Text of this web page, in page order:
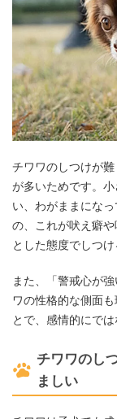
チワワのしつけが
が多いためです。
い、わがままにな
の、これが吠え癖
とした態度でしつけ
また、「警戒心が
ワの性格的な側面
とで、感情的にで
チワワのし
ましい